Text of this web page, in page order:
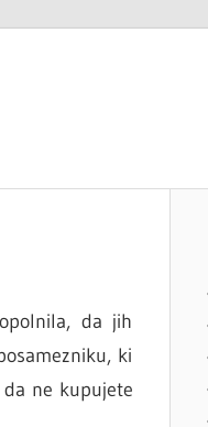
da jih
ki
ne kupujete